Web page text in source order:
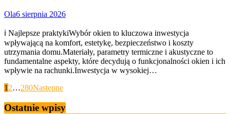
Ola6 sierpnia 2026
ℹ️ Najlepsze praktykiWybór okien to kluczowa inwestycja
wpływającą na komfort, estetykę, bezpieczeństwo i koszty
utrzymania domu.Materiały, parametry termiczne i akustyczne to
fundamentalne aspekty, które decydują o funkcjonalności okien i ich
wpływie na rachunki.Inwestycja w wysokiej…
Stronicowanie
wpisów
1 2…280Następne
Ostatnie wpisy